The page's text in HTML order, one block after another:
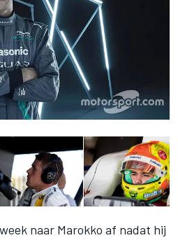
naar Marokko af nadat hij